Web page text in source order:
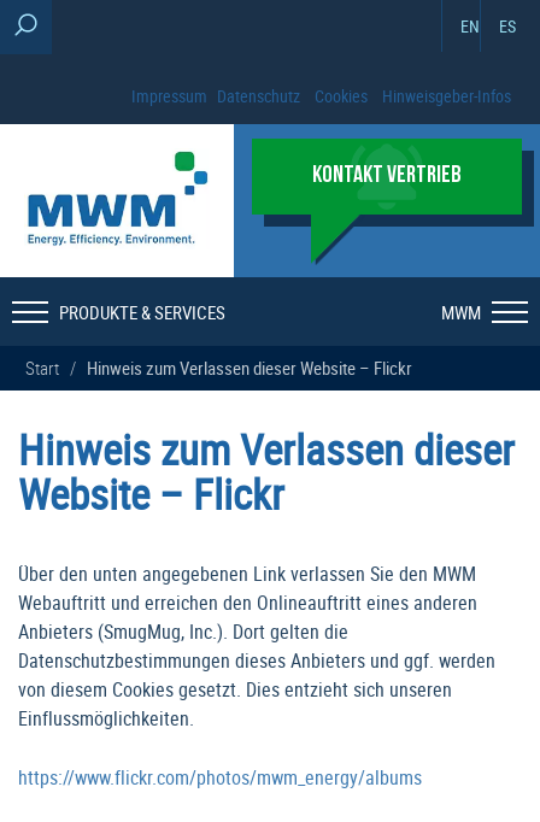
EN ES
Impressum Datenschutz Cookies Hinweisgeber-Infos
KONTAKT VERTRIEB
PRODUKTE & SERVICES MWM
Start / Hinweis zum Verlassen dieser Website – Flickr
Hinweis zum Verlassen dieser
Website – Flickr
Über den unten angegebenen Link verlassen Sie den MWM
Webauftritt und erreichen den Onlineauftritt eines anderen
Anbieters (SmugMug, Inc.). Dort gelten die
Datenschutzbestimmungen dieses Anbieters und ggf. werden
von diesem Cookies gesetzt. Dies entzieht sich unseren
Einflussmöglichkeiten.
https://www.flickr.com/photos/mwm_energy/albums